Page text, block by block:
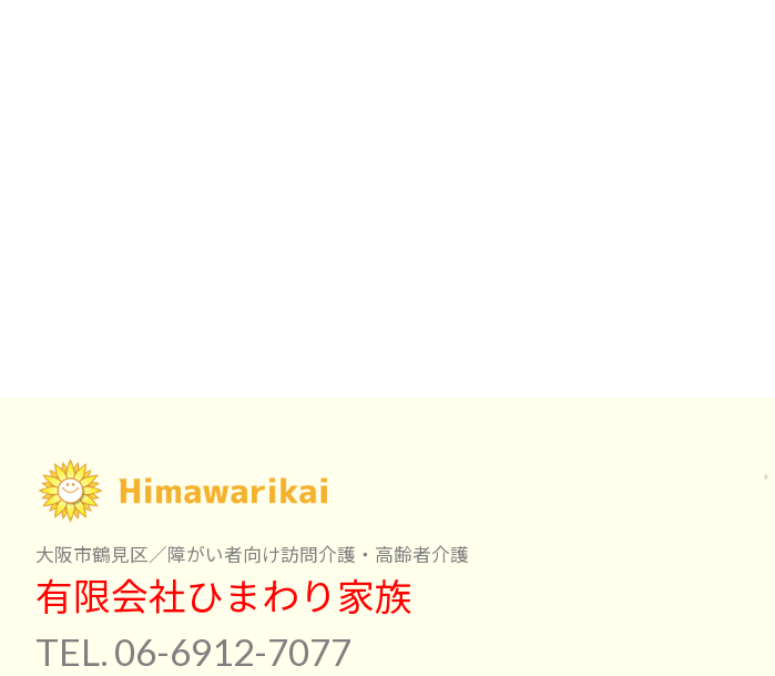
大阪市鶴見区／障がい者向け訪問介護・高齢者介護
有限会社ひまわり家族
TEL. 06-6912-7077